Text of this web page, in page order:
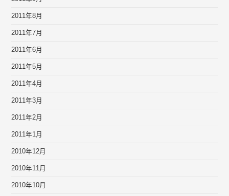
2011年8月
2011年7月
2011年6月
2011年5月
2011年4月
2011年3月
2011年2月
2011年1月
2010年12月
2010年11月
2010年10月